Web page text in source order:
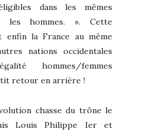
dans les mêmes
les hommes. ». Cette
enfin la France au même
nations occidentales
hommes/femmes
retour en arrière !
chasse du trône le
Louis Philippe Ier et